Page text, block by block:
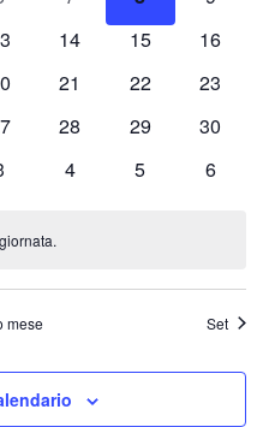
eventi
eventi
0
14
0
15
0
16
0
21
0
22
0
23
0
28
0
29
0
30
0
4
0
5
0
6
mese Set